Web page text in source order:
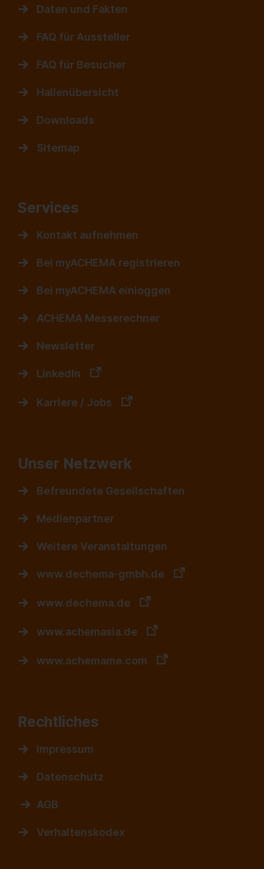
Daten und Fakten
FAQ für Aussteller
FAQ für Besucher
Hallenübersicht
Downloads
Sitemap
Services
Kontakt aufnehmen
Bei myACHEMA registrieren
Bei myACHEMA einloggen
ACHEMA Messerechner
Newsletter
LinkedIn
Karriere / Jobs
Unser Netzwerk
Befreundete Gesellschaften
Medienpartner
Weitere Veranstaltungen
www.dechema-gmbh.de
www.dechema.de
www.achemasia.de
www.achemame.com
Rechtliches
Impressum
Datenschutz
AGB
Verhaltenskodex